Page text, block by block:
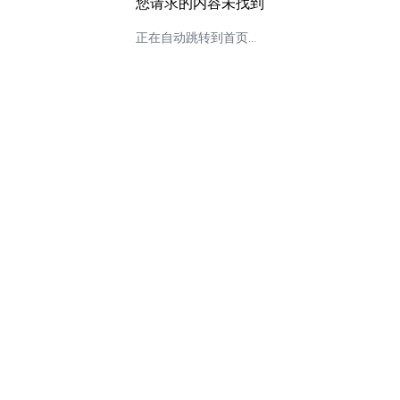
正在自动跳转到首页...